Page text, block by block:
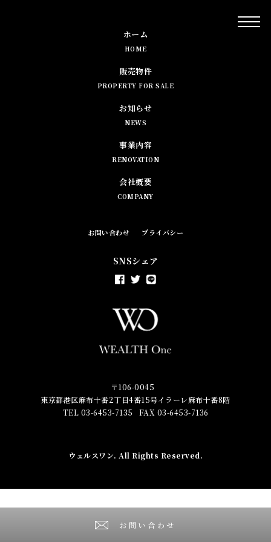
お問い合わせ
ホーム
HOME
販売物件
PROPERTY FOR SALE
お知らせ
NEWS
事業内容
RENOVATION
会社概要
COMPANY
お問い合わせ プライバシー
SNSシェア
〒106-0045
東京都港区麻布十番2丁目4番15号イラーレ麻布十番8階
TEL 03-6453-7135
FAX 03-6453-7136
ウェルスワン. All Rights Reserved.